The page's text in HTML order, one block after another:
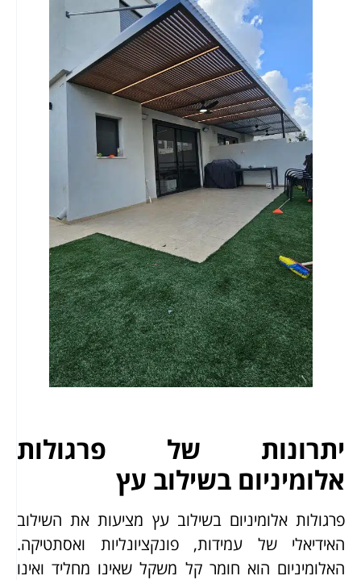
יתרונות של פרגולות
אלומיניום בשילוב עץ
פרגולות אלומיניום בשילוב עץ מציעות את השילוב
האידיאלי של עמידות, פונקציונליות ואסתטיקה.
האלומיניום הוא חומר קל משקל שאינו מחליד ואינו